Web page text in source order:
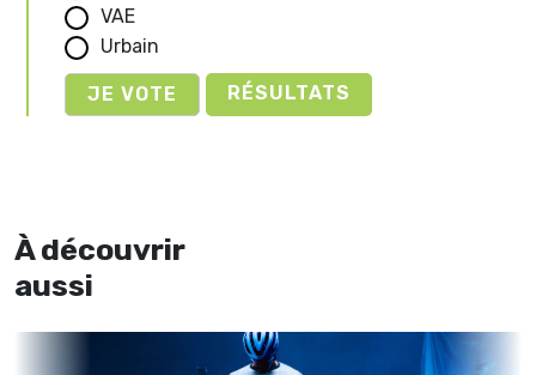
VAE
Urbain
RÉSULTATS
À découvrir
aussi